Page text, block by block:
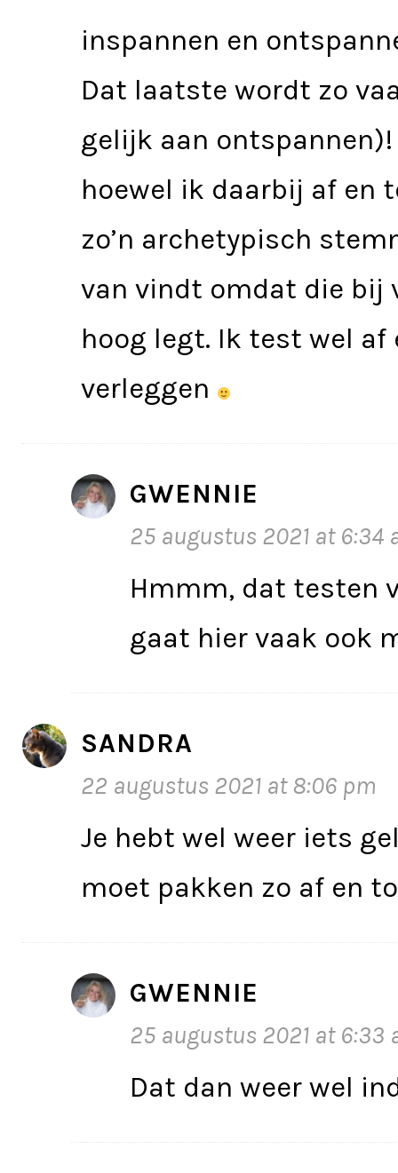
inspannen en
Dat laatste wordt zo
gelijk aan
hoewel ik daarbij af en
zo’n archetypisch
van vindt omdat die bij
hoog legt. Ik test wel
verleggen
GWENNIE
25 augustus 2021 at 6:34
Hmmm, dat testen
gaat hier vaak ook
SANDRA
22 augustus 2021 at 8:06 pm
Je hebt wel weer iets
moet pakken zo af en
GWENNIE
25 augustus 2021 at 6:33
Dat dan weer wel